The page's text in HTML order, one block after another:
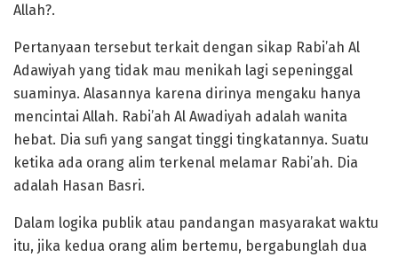
Allah?.
Pertanyaan tersebut terkait dengan sikap Rabi’ah Al
Adawiyah yang tidak mau menikah lagi sepeninggal
suaminya. Alasannya karena dirinya mengaku hanya
mencintai Allah. Rabi’ah Al Awadiyah adalah wanita
hebat. Dia sufi yang sangat tinggi tingkatannya. Suatu
ketika ada orang alim terkenal melamar Rabi’ah. Dia
adalah Hasan Basri.
Dalam logika publik atau pandangan masyarakat waktu
itu, jika kedua orang alim bertemu, bergabunglah dua